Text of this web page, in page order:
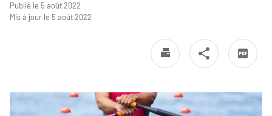
Publié le 5 août 2022
Mis à jour le 5 août 2022